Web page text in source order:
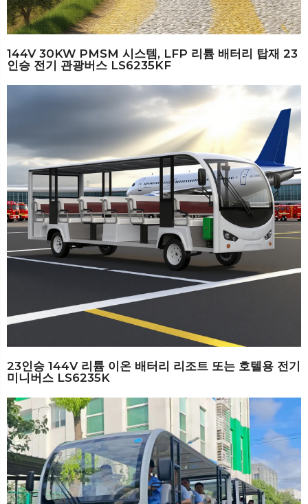
144V 30KW PMSM 시스템, LFP 리튬 배터리 탑재 23
인승 전기 관광버스 LS6235KF
23인승 144V 리튬 이온 배터리 리조트 또는 호텔용 전기
미니버스 LS6235K